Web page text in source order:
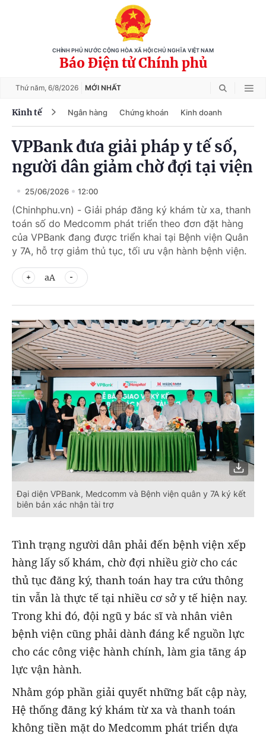
CHÍNH PHỦ NƯỚC CỘNG HÒA XÃ HỘI CHỦ NGHĨA VIỆT NAM
Báo Điện tử Chính phủ
Thứ năm, 6/8/2026 MỚI NHẤT
Kinh tế Ngân hàng Chứng khoán Kinh doanh
VPBank đưa giải pháp y tế số,
người dân giảm chờ đợi tại viện
25/06/2026 12:00
(Chinhphu.vn) - Giải pháp đăng ký khám từ xa, thanh
toán số do Medcomm phát triển theo đơn đặt hàng
của VPBank đang được triển khai tại Bệnh viện Quân
y 7A, hỗ trợ giảm thủ tục, tối ưu vận hành bệnh viện.
aA
Đại diện VPBank, Medcomm và Bệnh viện quân y 7A ký kết
biên bản xác nhận tài trợ
Tình trạng người dân phải đến bệnh viện xếp
hàng lấy số khám, chờ đợi nhiều giờ cho các
thủ tục đăng ký, thanh toán hay tra cứu thông
tin vẫn là thực tế tại nhiều cơ sở y tế hiện nay.
Trong khi đó, đội ngũ y bác sĩ và nhân viên
bệnh viện cũng phải dành đáng kể nguồn lực
cho các công việc hành chính, làm gia tăng áp
lực vận hành.
Nhằm góp phần giải quyết những bất cập này,
Hệ thống đăng ký khám từ xa và thanh toán
không tiền mặt do Medcomm phát triển dựa